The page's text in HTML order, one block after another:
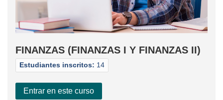
FINANZAS (FINANZAS I Y FINANZAS II)
Estudiantes inscritos: 14
Entrar en este curso